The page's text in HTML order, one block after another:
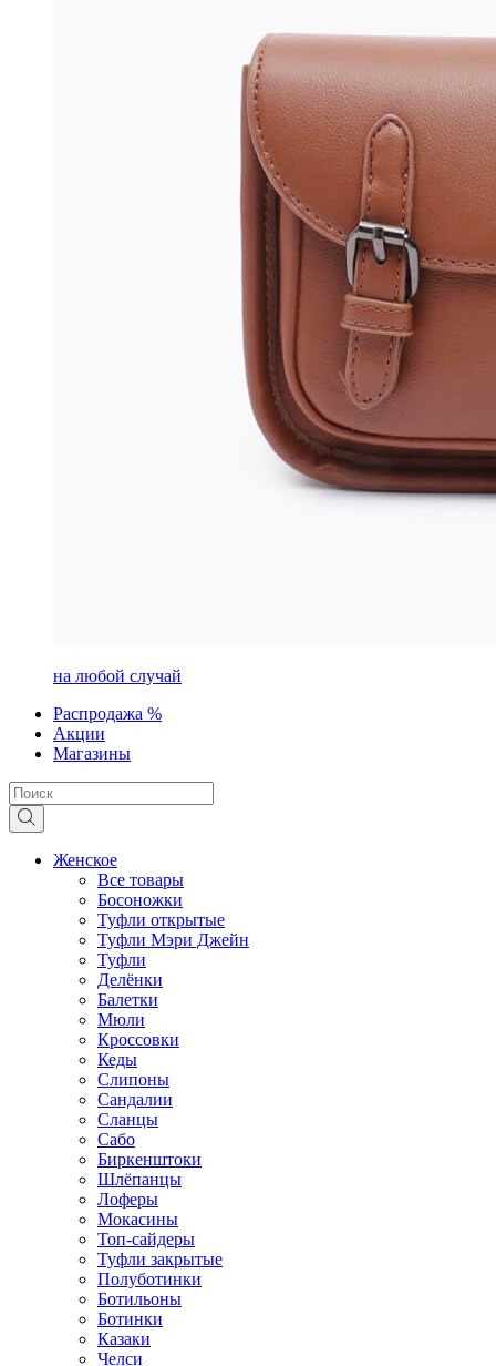
на любой случай
Распродажа %
Акции
Магазины
Женское
Все товары
Босоножки
Туфли открытые
Туфли Мэри Джейн
Туфли
Делёнки
Балетки
Мюли
Кроссовки
Кеды
Слипоны
Сандалии
Сланцы
Сабо
Биркенштоки
Шлёпанцы
Лоферы
Мокасины
Топ-сайдеры
Туфли закрытые
Полуботинки
Ботильоны
Ботинки
Казаки
Челси